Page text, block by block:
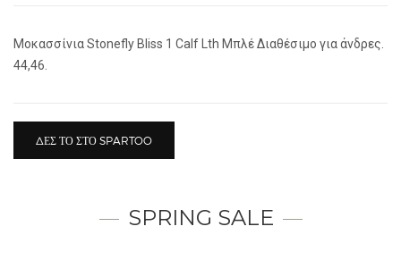
Μοκασσίνια Stonefly Bliss 1 Calf Lth Μπλέ Διαθέσιμο για άνδρες.
44,46.
ΔΕΣ ΤΟ ΣΤΟ SPARTOO
SPRING SALE